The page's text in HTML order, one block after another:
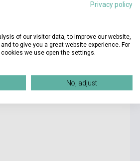
Privacy policy
of our visitor data, to improve our website,
to give you a great website experience. For
we use open the settings.
No, adjust